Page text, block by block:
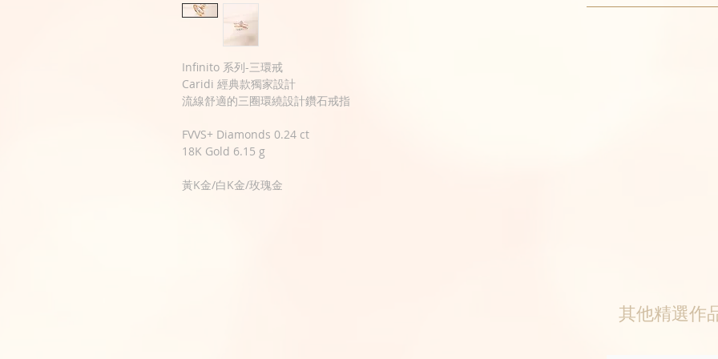
Infinito 系列-三環戒
Caridi 經典款獨家設計
流線舒適的三圈環繞設計鑽石戒指
FVVS+ Diamonds 0.24 ct
18K Gold 6.15 g
黃K金/白K金/玫瑰金
其他精選作